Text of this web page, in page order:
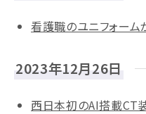
看護職のユニフォーム
2023年12月26日
西日本初のAI搭載CT